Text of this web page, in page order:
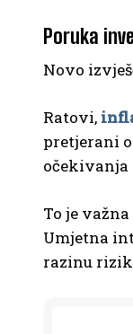
Poruka
Novo
Ratovi,
pretjerani
očekivanja
To je
Umjetna
razinu